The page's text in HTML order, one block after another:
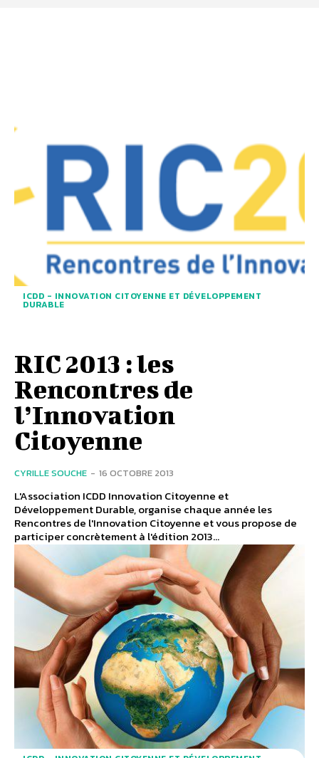
ICDD - INNOVATION CITOYENNE ET DÉVELOPPEMENT
DURABLE
RIC 2013 : les
Rencontres de
l’Innovation
Citoyenne
CYRILLE SOUCHE - 16 OCTOBRE 2013
L'Association ICDD Innovation Citoyenne et
Développement Durable, organise chaque année les
Rencontres de l'Innovation Citoyenne et vous propose de
participer concrètement à l'édition 2013...